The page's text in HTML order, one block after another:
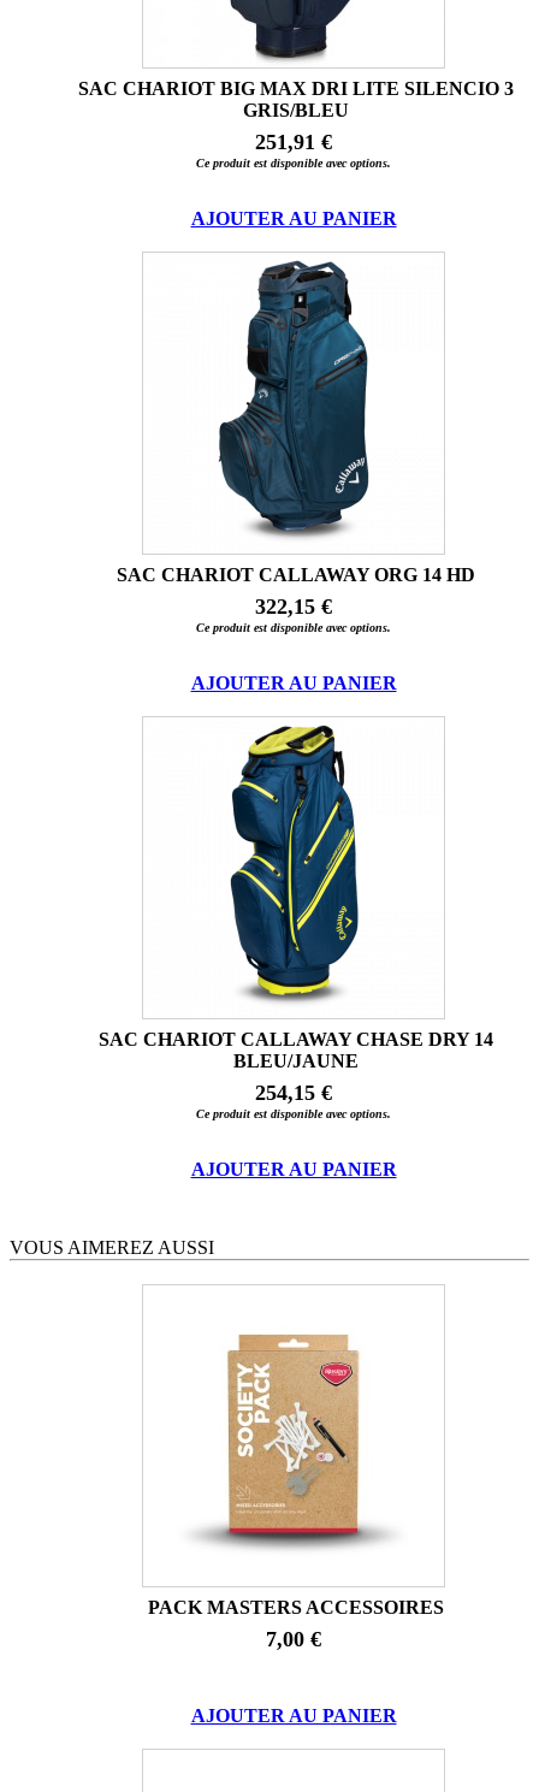
SAC CHARIOT BIG MAX DRI LITE SILENCIO 3
GRIS/BLEU
251,91 €
Ce produit est disponible avec options.
AJOUTER AU PANIER
SAC CHARIOT CALLAWAY ORG 14 HD
322,15 €
Ce produit est disponible avec options.
AJOUTER AU PANIER
SAC CHARIOT CALLAWAY CHASE DRY 14
BLEU/JAUNE
254,15 €
Ce produit est disponible avec options.
AJOUTER AU PANIER
VOUS AIMEREZ AUSSI
PACK MASTERS ACCESSOIRES
7,00 €
AJOUTER AU PANIER